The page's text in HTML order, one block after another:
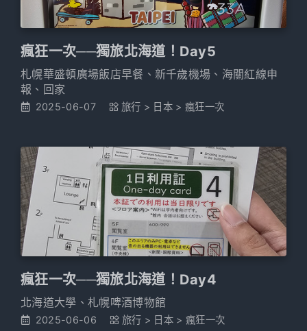
瘋狂一次──獨旅北海道！Day5
札幌華盛頓廣場飯店早餐、新千歲機場、海關紅線申
報、回家
2025-06-07 旅行 > 日本 > 瘋狂一次
瘋狂一次──獨旅北海道！Day4
北海道大學、札幌啤酒博物館
2025-06-06 旅行 > 日本 > 瘋狂一次